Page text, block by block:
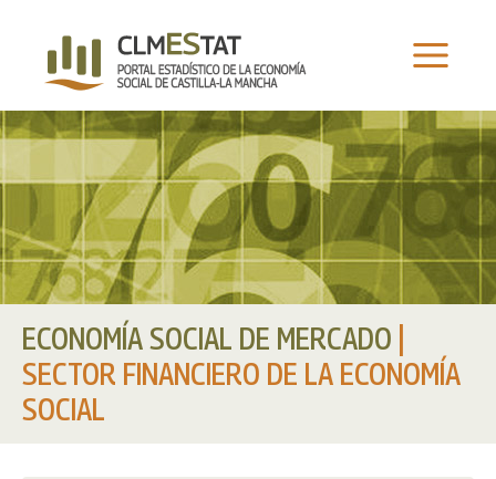
ECONOMÍA SOCIAL DE MERCADO
SECTOR FINANCIERO DE LA ECONOMÍA
SOCIAL